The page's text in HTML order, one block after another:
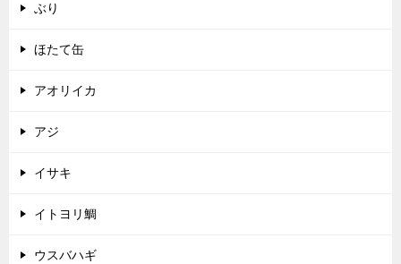
ぶり
ほたて缶
アオリイカ
アジ
イサキ
イトヨリ鯛
ウスバハギ